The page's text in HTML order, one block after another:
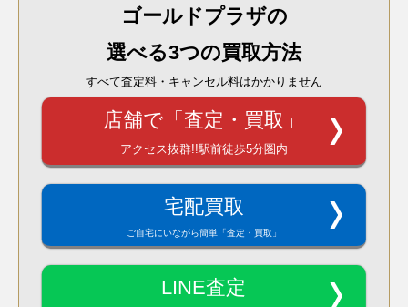
ゴールドプラザの
選べる3つの買取方法
すべて査定料・キャンセル料はかかりません
店舗で「査定・買取」
アクセス抜群!!駅前徒歩5分圏内
宅配買取
ご自宅にいながら簡単「査定・買取」
LINE査定